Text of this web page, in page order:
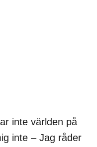
inte världen på
inte – Jag råder